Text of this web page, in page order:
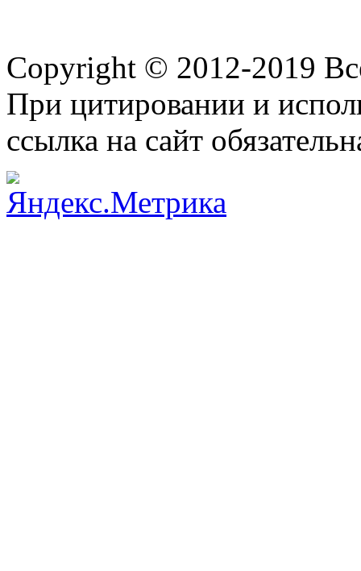
Copyright © 2012-2019
При цитировании и
ссылка на сайт